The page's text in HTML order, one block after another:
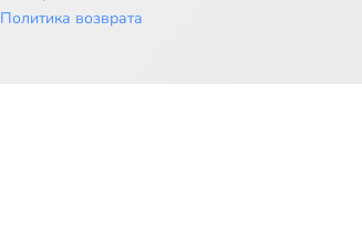
Политика возврата